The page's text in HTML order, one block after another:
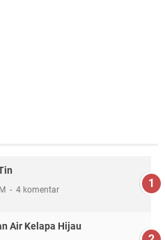
4 komentar
Air Kelapa Hijau